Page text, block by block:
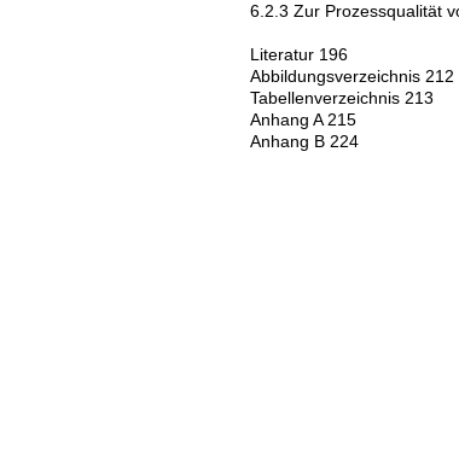
6.2.3 Zur Prozessqualität
Literatur 196
Abbildungsverzeichnis 212
Tabellenverzeichnis 213
Anhang A 215
Anhang B 224